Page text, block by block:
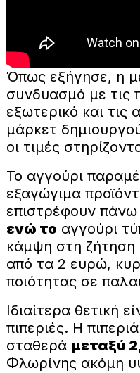
Όπως εξήγησε, η
συνδυασμό με τις
εξωτερικό και
μάρκετ
οι τιμές
Το αγγούρι
εξαγώγιμα
επιστρέφουν πάνω
ενώ το αγγούρι
κάμψη στη
από τα 2 ευρώ,
ποιότητας σε
Ιδιαίτερα θετική
πιπεριές. Η
σταθερά μεταξύ
Φλωρίνης ακόμη